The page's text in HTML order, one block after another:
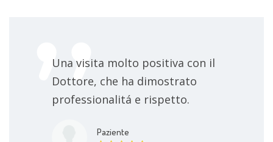
Una visita molto positiva con il
Dottore, che ha dimostrato
professionalitá e rispetto.
Paziente